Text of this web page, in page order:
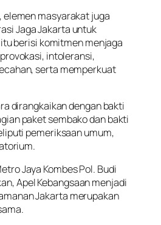
masyarakat juga
Jaga Jakarta untuk
berisi komitmen menjaga
intoleransi,
serta memperkuat
dirangkaikan dengan bakti
paket sembako dan bakti
pemeriksaan umum,
Jaya Kombes Pol. Budi
Apel Kebangsaan menjadi
Jakarta merupakan